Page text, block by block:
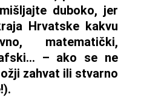
duboko, jer
Hrvatske kakvu
matematički,
– ako se ne
zahvat ili stvarno